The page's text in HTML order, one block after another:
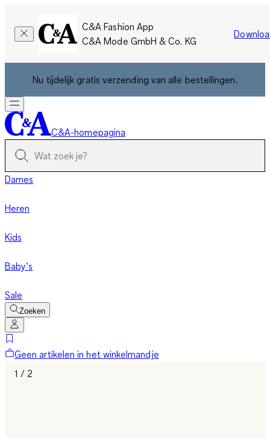
C&A Fashion App
C&A Mode GmbH & Co. KG
Nu tijdelijk gratis verzending van alle bestellingen.
C&A-homepagina
Dames
Heren
Kids
Baby’s
Sale
Zoeken
Geen artikelen in het winkelmandje
1 / 2